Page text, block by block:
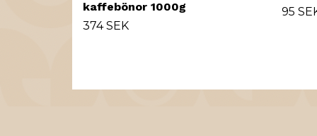
kaffebönor 1000g
374 SEK
95